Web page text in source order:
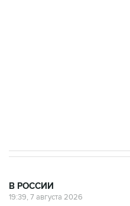
СК возбудил